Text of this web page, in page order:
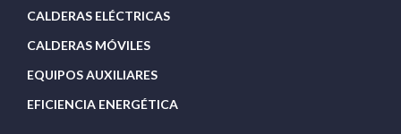
CALDERAS ELÉCTRICAS
CALDERAS MÓVILES
EQUIPOS AUXILIARES
EFICIENCIA ENERGÉTICA